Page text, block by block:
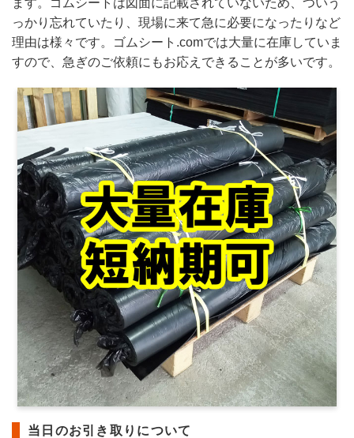
ます。ゴムシートは図面に記載されていないため、ついう
っかり忘れていたり、現場に来て急に必要になったりなど
理由は様々です。ゴムシート.comでは大量に在庫していま
すので、急ぎのご依頼にもお応えできることが多いです。
当日のお引き取りについて